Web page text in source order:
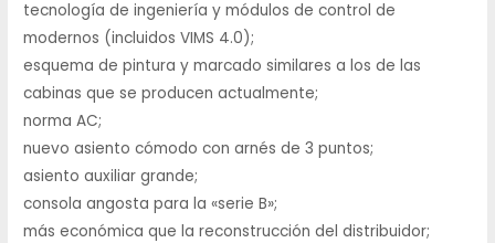
tecnología de ingeniería y módulos de control de
modernos (incluidos VIMS 4.0);
esquema de pintura y marcado similares a los de las
cabinas que se producen actualmente;
norma AC;
nuevo asiento cómodo con arnés de 3 puntos;
asiento auxiliar grande;
consola angosta para la «serie B»;
más económica que la reconstrucción del distribuidor;